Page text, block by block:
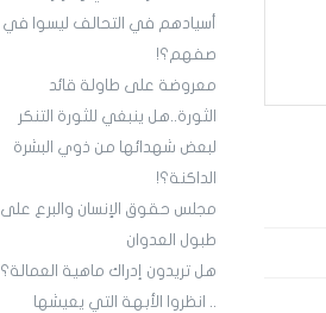
أسيادهم في التحالف ليسوا في
صفهم؟!
معروضة على طاولة قائد
الثورة..هل ينبغي للثورة التنكر
لبعض شهدائها من ذوي البشرة
الداكنة؟!
مجلس حقوق الإنسان والبرع على
طبول العدوان
هل تريدون إدراك ماهية العمالة؟
.. انظروا الأبهة التي يعيشها